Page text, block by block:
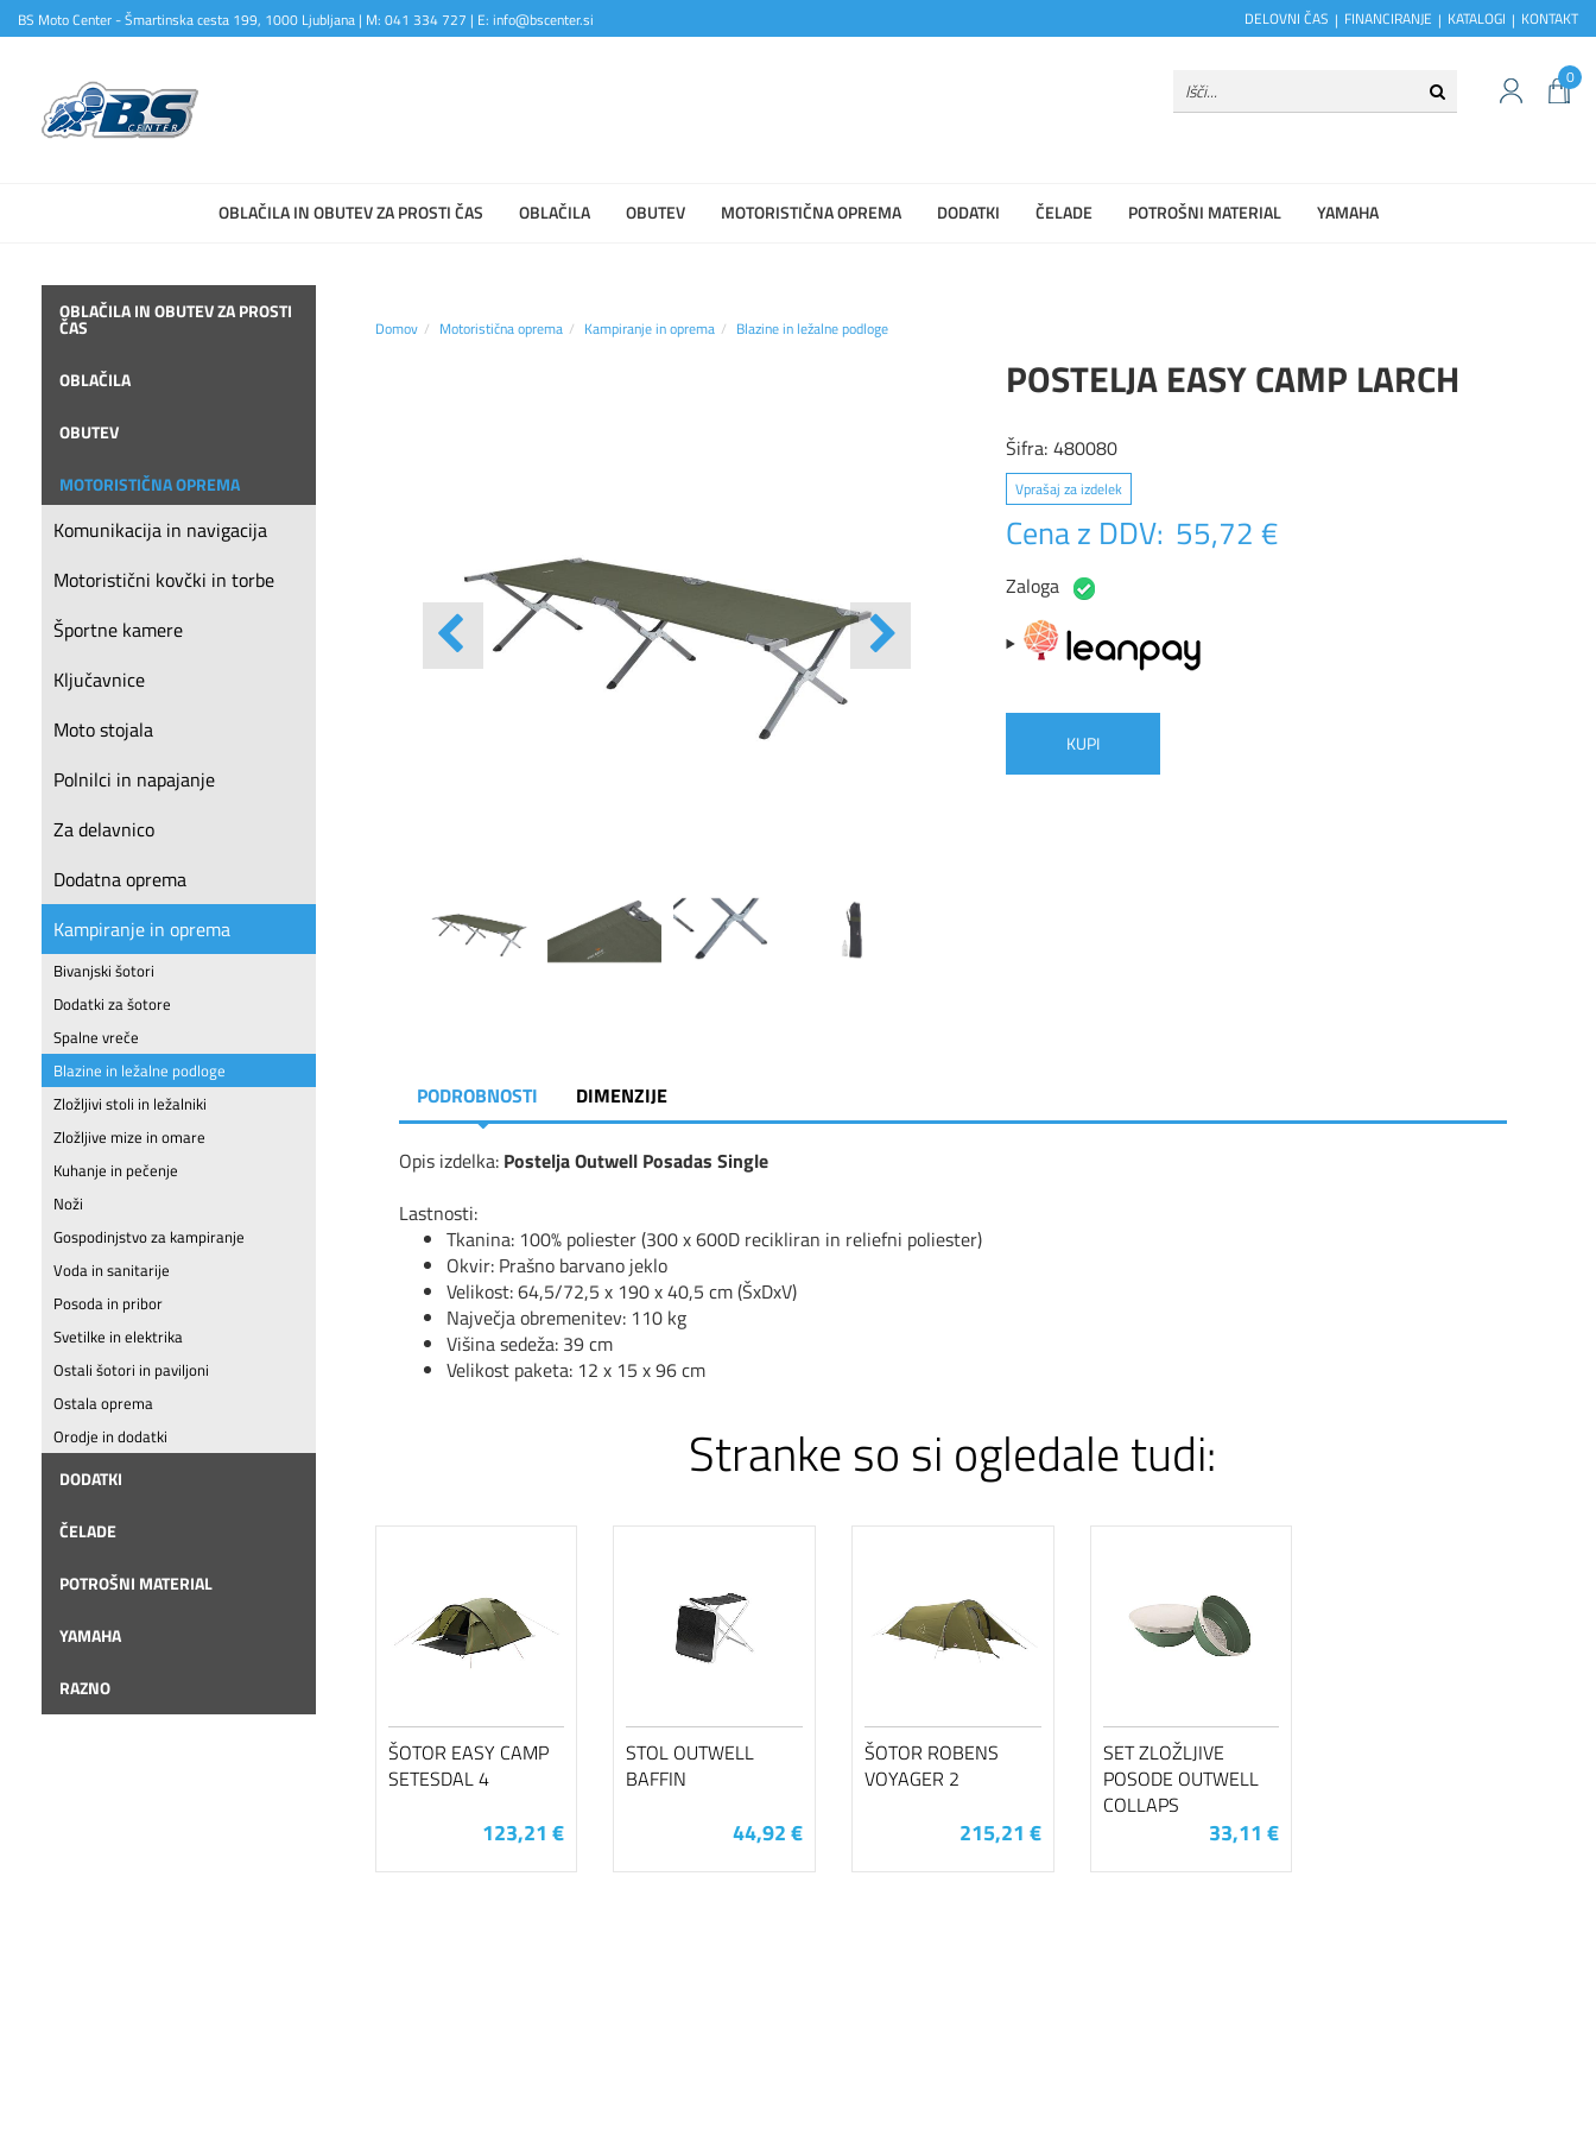
BS Moto Center - Šmartinska cesta 199, 1000 Ljubljana | M: 041 334 727 | E: info@bscenter.si DELOVNI ČAS FINANCIRANJE KATALOGI KONTAKT
0
OBLAČILA IN OBUTEV ZA PROSTI ČAS OBLAČILA OBUTEV MOTORISTIČNA OPREMA DODATKI ČELADE POTROŠNI MATERIAL YAMAHA
OBLAČILA IN OBUTEV ZA PROSTI
ČAS
OBLAČILA
OBUTEV
MOTORISTIČNA OPREMA
Komunikacija in navigacija
Motoristični kovčki in torbe
Športne kamere
Ključavnice
Moto stojala
Polnilci in napajanje
Za delavnico
Dodatna oprema
Kampiranje in oprema
Bivanjski šotori
Dodatki za šotore
Spalne vreče
Blazine in ležalne podloge
Zložljivi stoli in ležalniki
Zložljive mize in omare
Kuhanje in pečenje
Noži
Gospodinjstvo za kampiranje
Voda in sanitarije
Posoda in pribor
Svetilke in elektrika
Ostali šotori in paviljoni
Ostala oprema
Orodje in dodatki
DODATKI
ČELADE
POTROŠNI MATERIAL
YAMAHA
RAZNO
Domov Motoristična oprema Kampiranje in oprema Blazine in ležalne podloge
POSTELJA EASY CAMP LARCH
Šifra: 480080
Vprašaj za izdelek
Cena z DDV: 55,72 €
Zaloga
KUPI
PODROBNOSTI DIMENZIJE
Opis izdelka: Postelja Outwell Posadas Single
Lastnosti:
Tkanina: 100% poliester (300 x 600D recikliran in reliefni poliester)
Okvir: Prašno barvano jeklo
Velikost: 64,5/72,5 x 190 x 40,5 cm (ŠxDxV)
Največja obremenitev: 110 kg
Višina sedeža: 39 cm
Velikost paketa: 12 x 15 x 96 cm
Stranke so si ogledale tudi:
ŠOTOR EASY CAMP
SETESDAL 4
123,21 €
STOL OUTWELL
BAFFIN
44,92 €
ŠOTOR ROBENS
VOYAGER 2
215,21 €
SET ZLOŽLJIVE
POSODE OUTWELL
COLLAPS
33,11 €